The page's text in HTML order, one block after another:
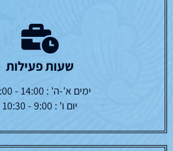
שעות פעילות
ימים א'-ה' : 14:00 - 19:00
יום ו' : 9:00 - 10:30